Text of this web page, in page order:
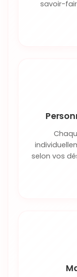
savoir-
selon vos